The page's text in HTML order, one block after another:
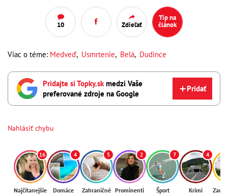
10 Zdieľať
Tip na
článok
Viac o téme: Medveď, Usmrtenie, Belá, Dudince
Pridajte si Topky.sk medzi Vaše
preferované zdroje na Google
Pridať
Nahlásiť chybu
16
Najčítanejšie
4
Domáce
5
Zahraničné
2
Prominenti
7
Šport
4
Krimi